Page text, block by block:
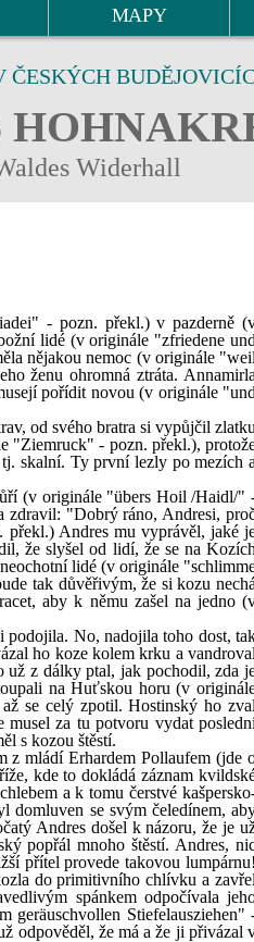
MAPY
Widerhall
- pozn. překl.) v pazderně
lidé (v originále "zfriedene und
nějakou nemoc (v originále "weil
ženu ohromná ztráta. Annamirla
pořídit novou (v originále "und
od svého bratra si vypůjčil zlatku
"Ziemruck" - pozn. překl.),
skalní. Ty první lezly po mezích a
(v originále "übers Hoil /Haidl/"
zdravil: "Dobrý ráno, Andresi,
překl.) Andres mu vyprávěl, jaké
že slyšel od lidí, že se na Kozích
lidé (v originále
tak důvěřivým, že si kozu nechá
aby k němu zašel na jedno
podojila. No, nadojila toho dost,
ho koze kolem krku a vandroval
už z dálky ptal, jak pochodil, zda
na Huťskou horu (v
se celý zpotil. Hostinský ho zval
za tu potvoru vydat
s kozou štěstí.
z mládí Erhardem Pollaufem (jde
kde to dokládá záznam
a k tomu čerstvé
domluven se svým čeledínem,
Andres došel k názoru, že je
popřál mnoho štěstí. Andres,
přítel provede takovou lumpárnu!
do primitivního chlívku a zavřel
spánkem odpočívala
geräuschvollen Stiefelausziehen"
odpověděl, že má a že ji přivázal